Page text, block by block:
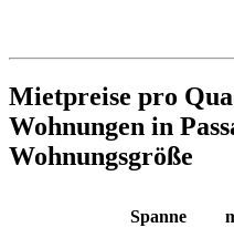
Mietpreise pro
Wohnungen in
Wohnungsgröße
Spanne